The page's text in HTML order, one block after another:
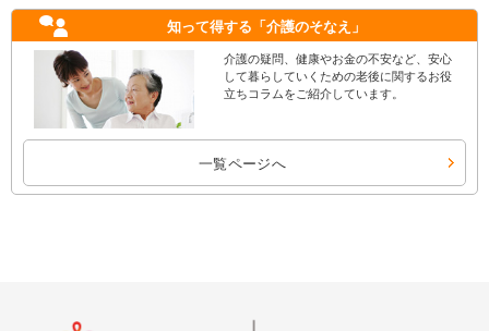
知って得する 「介護のそなえ」
介護の疑問、健康やお金の不安など、安心
して暮らしていくための老後に関するお役
立ちコラムをご紹介しています。
一覧ページへ